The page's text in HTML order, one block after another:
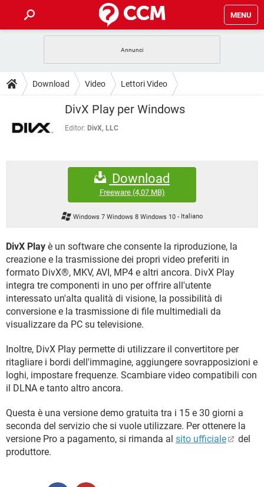
MENU
INTRATTENIMENTO ANDROID
WINDOWS 10
INSTAGRAM
GUIDE
COVID-19
FACEBOOK
COVID-19
WINDOWS 10
WHATSAPP
FORUM
ANDROID
WINDOWS 10
WHATSAPP
HARDWARE
GAMING
INSTAGRAM WHATSAPP
TIKTOK FACEBOOK
HARDWARE
Download Video Lettori Video
DivX Play per Windows
Editor: DivX, LLC
Download
Freeware(4,07 MB)
Windows 7 Windows 8 Windows 10- Italiano
DivX Play è un software che consente la riproduzione, la
creazione e la trasmissione dei propri video preferiti in
formato DivX®, MKV, AVI, MP4 e altri ancora. DivX Play
integra tre componenti in uno per offrire all'utente
interessato un'alta qualità di visione, la possibilità di
conversione e la trasmissione di file multimediali da
visualizzare da PC su televisione.
Inoltre, DivX Play permette di utilizzare il convertitore per
ritagliare i bordi dell'immagine, aggiungere sovrapposizioni e
loghi, impostare frequenze. Scambiare video compatibili con
il DLNA e tanto altro ancora.
Questa è una versione demo gratuita tra i 15 e 30 giorni a
seconda del servizio che si vuole utilizzare. Per ottenere la
versione Pro a pagamento, si rimanda al sito ufficiale
del
produttore.